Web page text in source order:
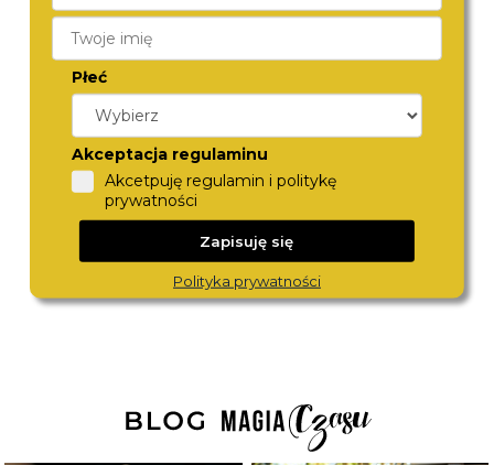
BERING
Płeć
Akceptacja regulaminu
Akcetpuję regulamin i politykę
prywatności
Zapisuję się
Polityka prywatności